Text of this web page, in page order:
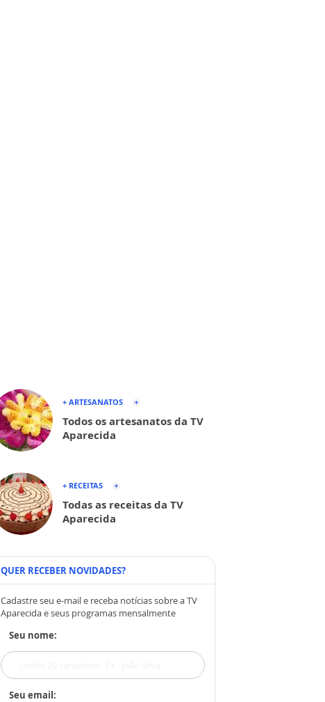
+ ARTESANATOS
Todos os artesanatos da TV
Aparecida
+ RECEITAS
Todas as receitas da TV
Aparecida
QUER RECEBER NOVIDADES?
Cadastre seu e-mail e receba notícias sobre a TV
Aparecida e seus programas mensalmente
Seu nome:
Seu email: